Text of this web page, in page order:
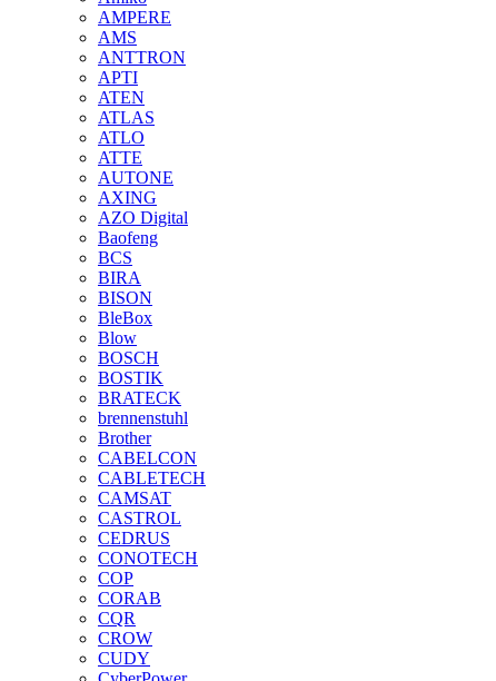
AMPERE
AMS
ANTTRON
APTI
ATEN
ATLAS
ATLO
ATTE
AUTONE
AXING
AZO Digital
Baofeng
BCS
BIRA
BISON
BleBox
Blow
BOSCH
BOSTIK
BRATECK
brennenstuhl
Brother
CABELCON
CABLETECH
CAMSAT
CASTROL
CEDRUS
CONOTECH
COP
CORAB
CQR
CROW
CUDY